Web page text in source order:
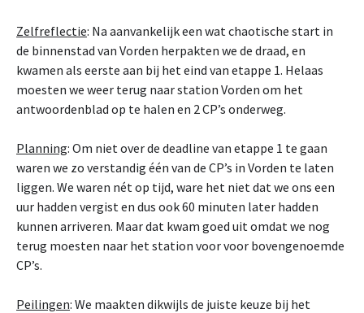
Zelfreflectie: Na aanvankelijk een wat chaotische start in
de binnenstad van Vorden herpakten we de draad, en
kwamen als eerste aan bij het eind van etappe 1. Helaas
moesten we weer terug naar station Vorden om het
antwoordenblad op te halen en 2 CP’s onderweg.
Planning: Om niet over de deadline van etappe 1 te gaan
waren we zo verstandig één van de CP’s in Vorden te laten
liggen. We waren nét op tijd, ware het niet dat we ons een
uur hadden vergist en dus ook 60 minuten later hadden
kunnen arriveren. Maar dat kwam goed uit omdat we nog
terug moesten naar het station voor voor bovengenoemde
CP’s.
Peilingen: We maakten dikwijls de juiste keuze bij het